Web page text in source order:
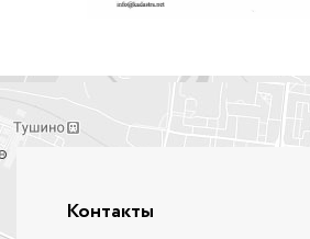
Контакты